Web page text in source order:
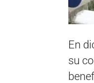
En
su